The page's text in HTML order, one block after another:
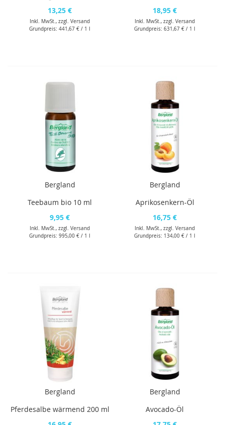
13,25 €
Inkl. MwSt., zzgl.Versand
Grundpreis: 441,67 € / 1 l
18,95 €
Inkl. MwSt., zzgl.Versand
Grundpreis: 631,67 € / 1 l
Bergland
Teebaum bio 10 ml
9,95 €
Inkl. MwSt., zzgl.Versand
Grundpreis: 995,00 € / 1 l
Bergland
Aprikosenkern-Öl
16,75 €
Inkl. MwSt., zzgl.Versand
Grundpreis: 134,00 € / 1 l
Bergland
Pferdesalbe wärmend 200 ml
Bergland
Avocado-Öl